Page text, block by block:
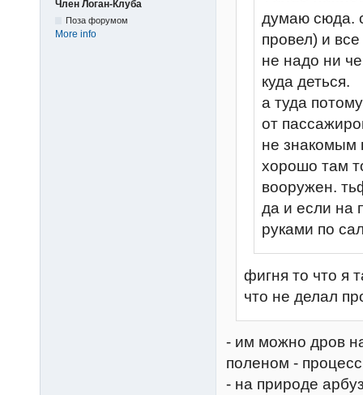
Член Логан-Клуба
Поза форумом
More info
думаю сюда.
провел) и
не надо ни
куда деться.
а туда
от
не знакомым
хорошо там
вооружен.
да и если на
руками по
фигня то что я
что не делал
- им можно дров
поленом -
- на природе